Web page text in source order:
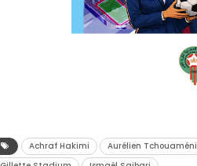
Achraf Hakimi Aurélien Tchouaméni